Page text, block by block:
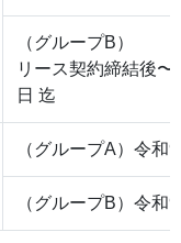
（グループB）
リース契約締結後
日 迄
（グループA）令和
（グループB）令和